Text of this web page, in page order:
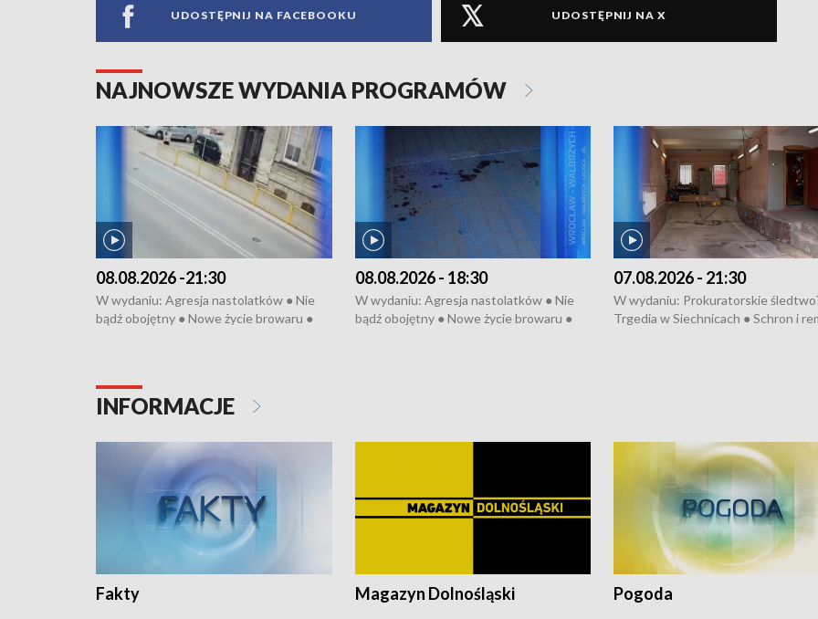
UDOSTĘPNIJ NA FACEBOOKU UDOSTĘPNIJ NA X
NAJNOWSZE WYDANIA PROGRAMÓW
08.08.2026 -21:30
W wydaniu: Agresja nastolatków ● Nie
bądź obojętny ● Nowe życie browaru ●
08.08.2026 - 18:30
W wydaniu: Agresja nastolatków ● Nie
bądź obojętny ● Nowe życie browaru ●
07.08.2026 - 21:30
W wydaniu: Prokuratorskie
Trgedia w Siechnicach ● Schron i
INFORMACJE
Fakty Magazyn Dolnośląski Pogoda